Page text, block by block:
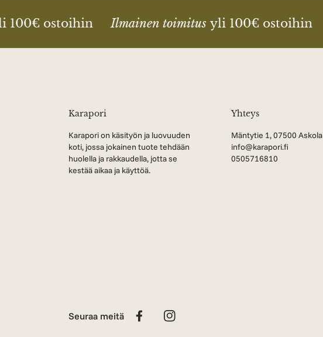
ostoihin Ilmainen toimitusyli 100€ ostoihin
Karapori
Karapori on käsityön ja luovuuden
koti, jossa jokainen tuote tehdään
huolella ja rakkaudella, jotta se
kestää aikaa ja käyttöä.
Yhteys
Mäntytie 1, 07500 Askola
info@karapori.fi
0505716810
Seuraa meitä FacebookInstagram